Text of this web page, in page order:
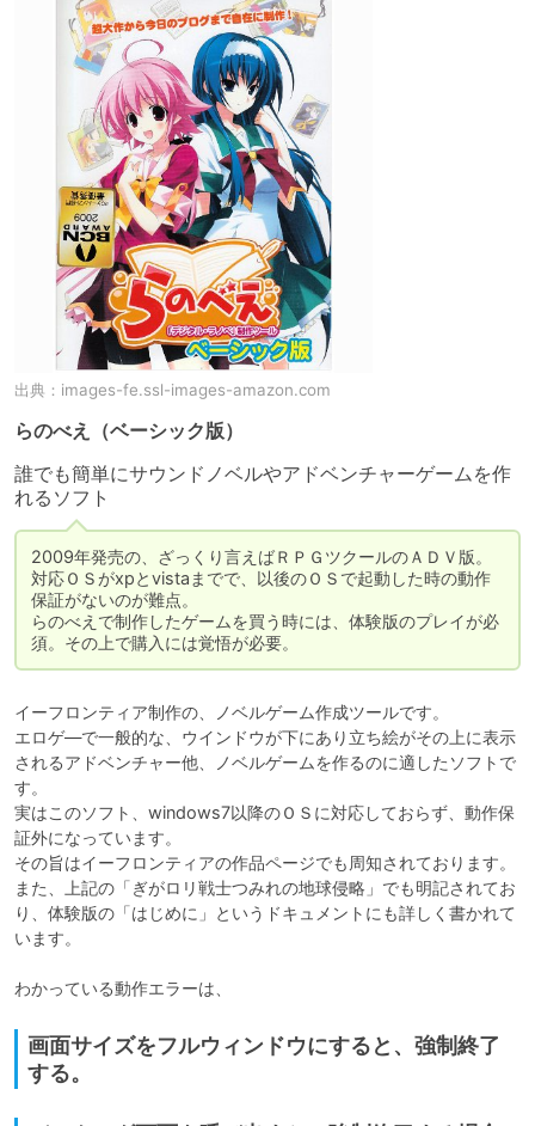
出典： images-fe.ssl-images-amazon.com
らのべえ（ベーシック版）
誰でも簡単にサウンドノベルやアドベンチャーゲームを作
れるソフト
2009年発売の、ざっくり言えばＲＰＧツクールのＡＤＶ版。
対応ＯＳがxpとvistaまでで、以後のＯＳで起動した時の動作
保証がないのが難点。
らのべえで制作したゲームを買う時には、体験版のプレイが必
須。その上で購入には覚悟が必要。
イーフロンティア制作の、ノベルゲーム作成ツールです。
エロゲ―で一般的な、ウインドウが下にあり立ち絵がその上に表示
されるアドベンチャー他、ノベルゲームを作るのに適したソフトで
す。
実はこのソフト、windows7以降のＯＳに対応しておらず、動作保
証外になっています。
その旨はイーフロンティアの作品ページでも周知されております。
また、上記の「ぎがロリ戦士つみれの地球侵略」でも明記されてお
り、体験版の「はじめに」というドキュメントにも詳しく書かれて
います。
わかっている動作エラーは、
画面サイズをフルウィンドウにすると、強制終了
する。